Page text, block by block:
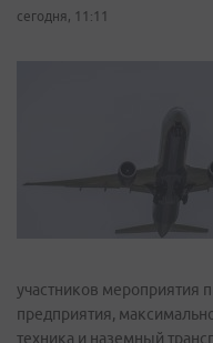
сегодня, 11:11
участников мероприятия
предприятия,
техника и наземный